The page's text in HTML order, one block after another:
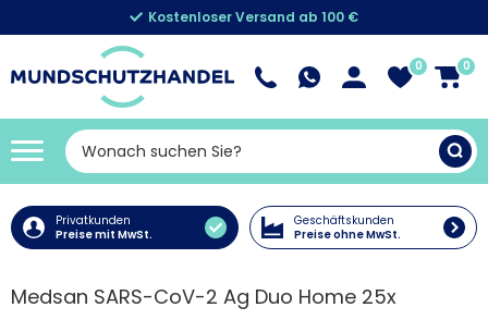
Kostenloser Versand ab 100 €
0 0
Privatkunden
Preise mit MwSt.
Geschäftskunden
Preise ohne MwSt.
Medsan SARS-CoV-2 Ag Duo Home 25x